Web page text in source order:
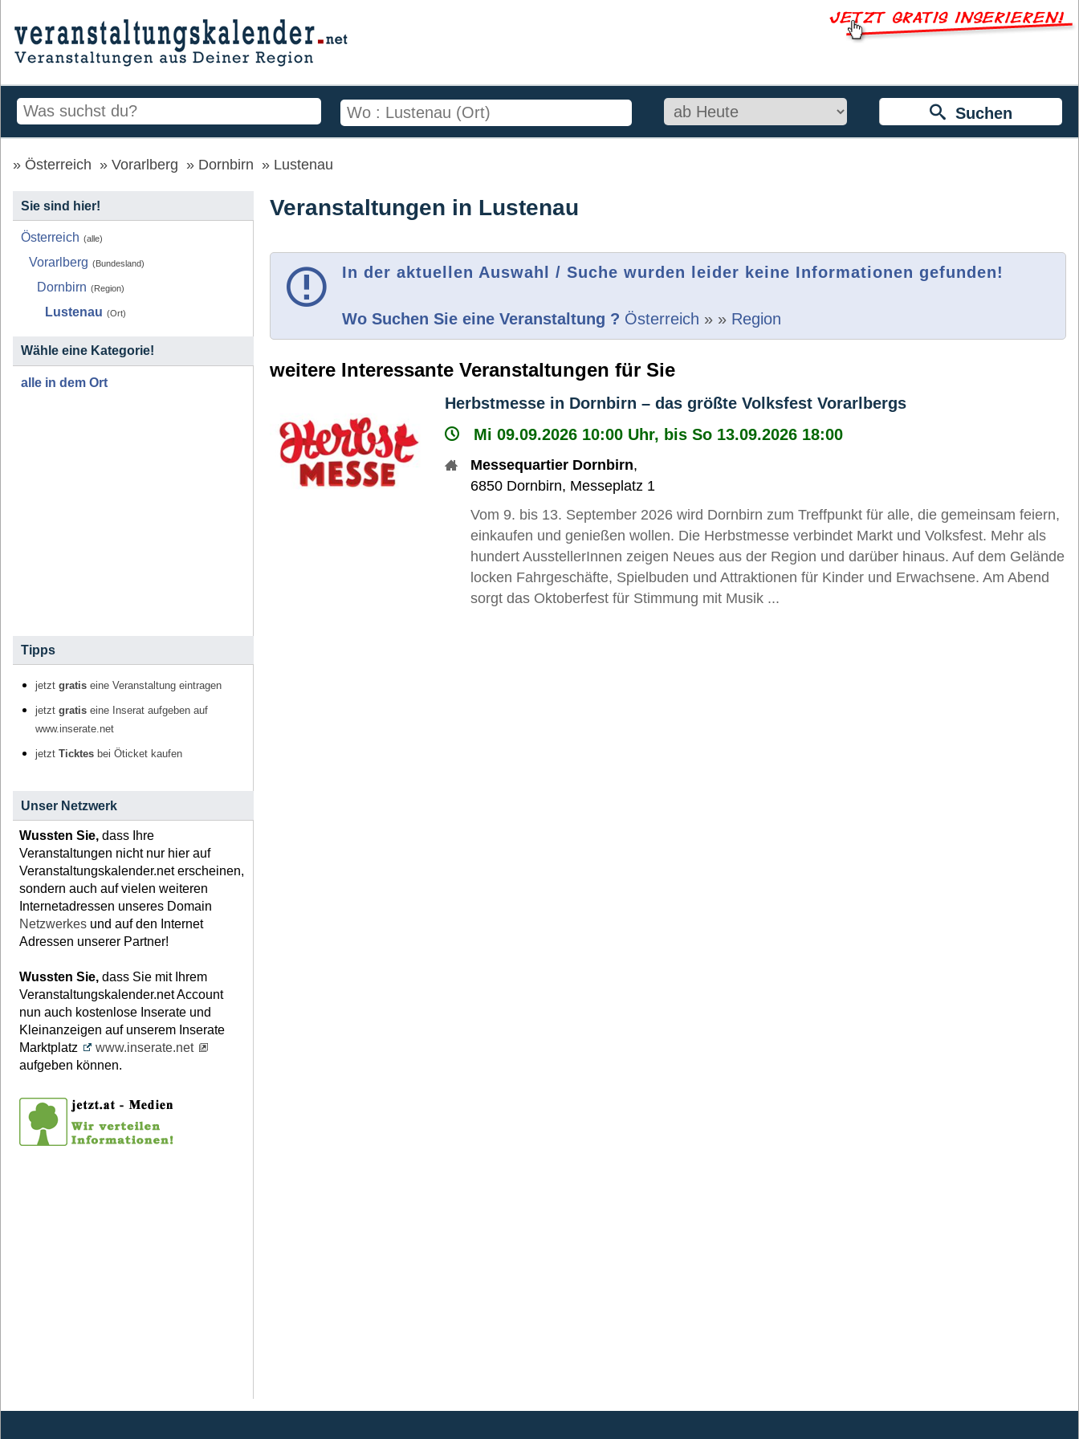
Suchen
Österreich Vorarlberg Dornbirn Lustenau
Veranstaltungen in Lustenau
In der aktuellen Auswahl / Suche wurden leider keine Informationen gefunden!
Wo Suchen Sie eine Veranstaltung ? Österreich » » Region
weitere Interessante Veranstaltungen für Sie
Herbstmesse in Dornbirn – das größte Volksfest Vorarlbergs
Mi 09.09.2026 10:00 Uhr, bis So 13.09.2026 18:00
Messequartier Dornbirn,
6850 Dornbirn, Messeplatz 1
Vom 9. bis 13. September 2026 wird Dornbirn zum Treffpunkt für alle, die gemeinsam feiern,
einkaufen und genießen wollen. Die Herbstmesse verbindet Markt und Volksfest. Mehr als
hundert AusstellerInnen zeigen Neues aus der Region und darüber hinaus. Auf dem Gelände
locken Fahrgeschäfte, Spielbuden und Attraktionen für Kinder und Erwachsene. Am Abend
sorgt das Oktoberfest für Stimmung mit Musik ...
Sie sind hier!
Österreich (alle)
Vorarlberg (Bundesland)
Dornbirn (Region)
Lustenau (Ort)
Wähle eine Kategorie!
alle in dem Ort
Tipps
jetzt gratis eine Veranstaltung eintragen
jetzt gratis eine Inserat aufgeben auf
www.inserate.net
jetzt Ticktes bei Öticket kaufen
Unser Netzwerk
Wussten Sie, dass Ihre
Veranstaltungen nicht nur hier auf
Veranstaltungskalender.net erscheinen,
sondern auch auf vielen weiteren
Internetadressen unseres Domain
Netzwerkes und auf den Internet
Adressen unserer Partner!
Wussten Sie, dass Sie mit Ihrem
Veranstaltungskalender.net Account
nun auch kostenlose Inserate und
Kleinanzeigen auf unserem Inserate
Marktplatz
www.inserate.net
aufgeben können.